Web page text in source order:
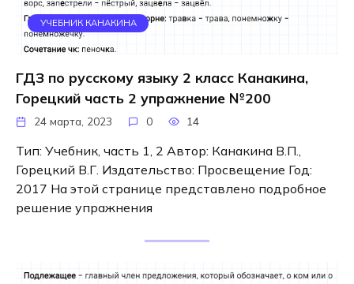
УЧЕБНИК КАНАКИНА
ГДЗ по русскому языку 2 класс Канакина,
Горецкий часть 2 упражнение №200
24 марта, 2023 0 14
Тип: Учебник, часть 1, 2 Автор: Канакина В.П.,
Горецкий В.Г. Издательство: Просвещение Год:
2017 На этой странице представлено подробное
решение упражнения